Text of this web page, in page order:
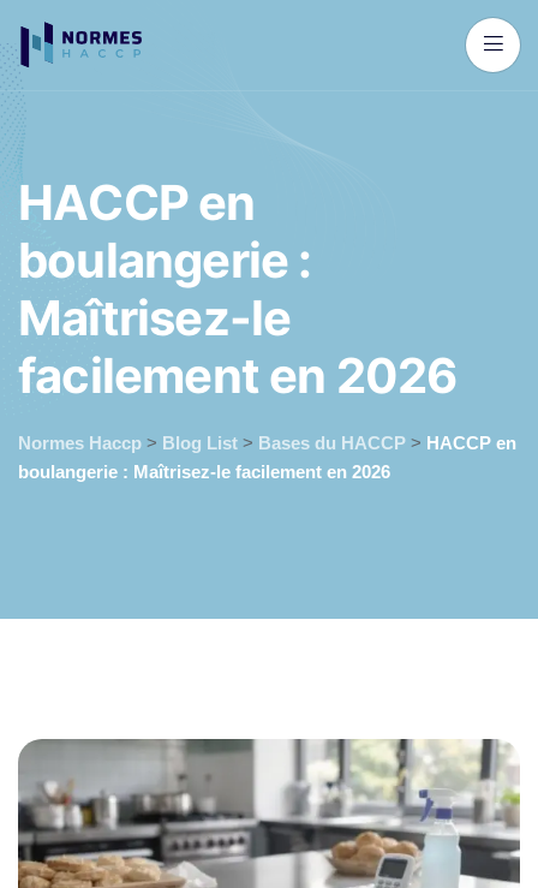
HACCPen
boulangerie :
Maîtrisez-le
facilementen 2026
Normes Haccp > Blog List > Bases du HACCP > HACCP en
boulangerie : Maîtrisez-le facilement en 2026